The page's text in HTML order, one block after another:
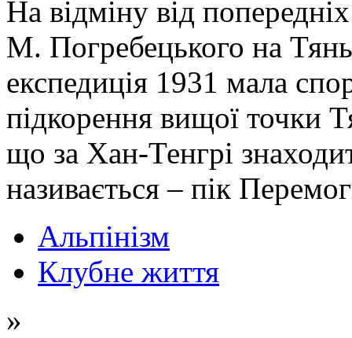
На відміну від
М. Погребецького на
експедиція 1931 мала
підкорення вищої точки
що за Хан-Тенгрі
називається – пік
Альпінізм
Клубне життя
»